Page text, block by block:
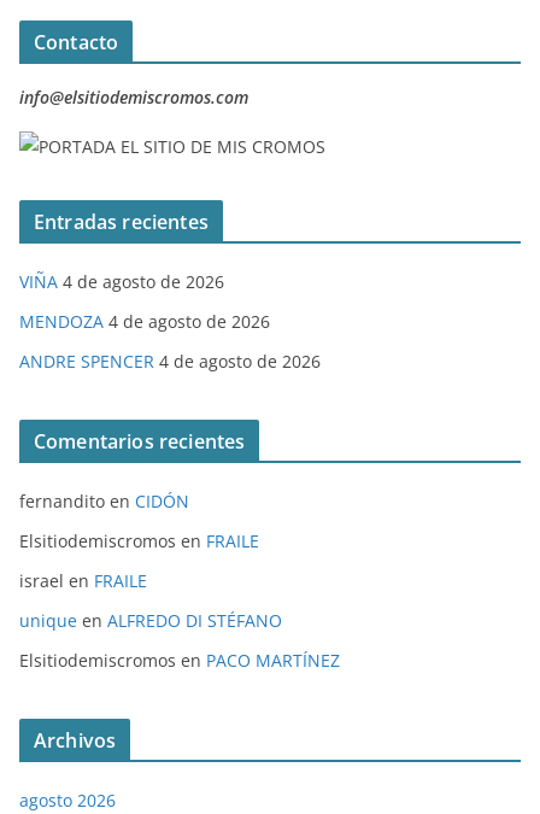
Contacto
info@elsitiodemiscromos.com
Entradas recientes
VIÑA 4 de agosto de 2026
MENDOZA 4 de agosto de 2026
ANDRE SPENCER 4 de agosto de 2026
Comentarios recientes
fernandito en CIDÓN
Elsitiodemiscromos en FRAILE
israel en FRAILE
unique en ALFREDO DI STÉFANO
Elsitiodemiscromos en PACO MARTÍNEZ
Archivos
agosto 2026